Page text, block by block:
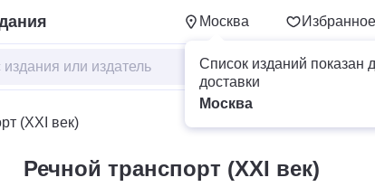
Москва Избранное
Список изданий показан
доставки
Москва
(XXI век)
Речной транспорт (XXI век)